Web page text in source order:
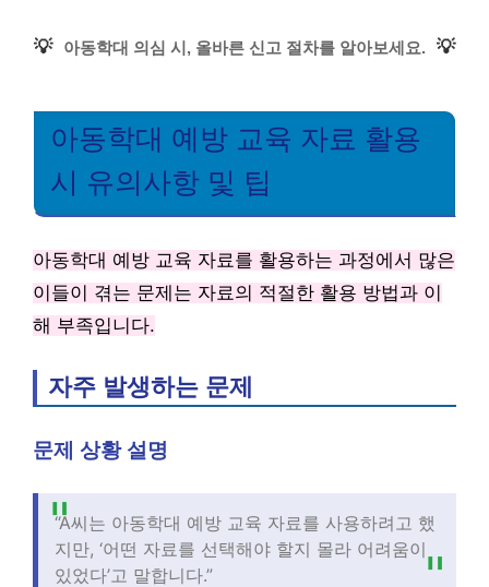
💡 아동학대 의심 시, 올바른 신고 절차를 알아보세요. 💡
아동학대 예방 교육 자료 활용
시 유의사항 및 팁
아동학대 예방 교육 자료를 활용하는 과정에서 많은
이들이 겪는 문제는 자료의 적절한 활용 방법과 이
해 부족입니다.
자주 발생하는 문제
문제 상황 설명
“A씨는 아동학대 예방 교육 자료를 사용하려고 했
지만, ‘어떤 자료를 선택해야 할지 몰라 어려움이
있었다’고 말합니다.”